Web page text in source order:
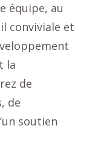
équipe, au
conviviale et
la
de
de
soutien